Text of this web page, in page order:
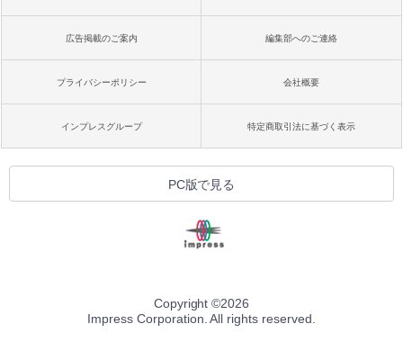
広告掲載のご案内 編集部へのご連絡
プライバシーポリシー 会社概要
インプレスグループ 特定商取引法に基づく表示
PC版で見る
Copyright ©2026
Impress Corporation. All rights reserved.